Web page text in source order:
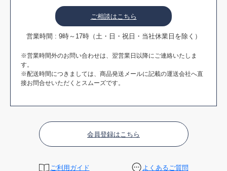
ご相談はこちら
営業時間 : 9時～17時（土・日・祝日・当社休業日を除く）
※営業時間外のお問い合わせは、翌営業日以降にご連絡いたしま
す。
※配送時間につきましては、商品発送メールに記載の運送会社へ直
接お問合せいただくとスムーズです。
会員登録はこちら
ご利用ガイド よくあるご質問